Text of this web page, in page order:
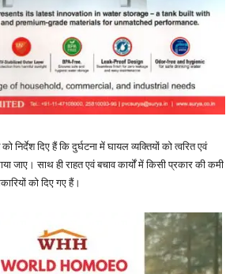
निर्देश दिए हैं कि दुर्घटना में घायल व्यक्तियों को त्वरित एवं
जाए। साथ ही राहत एवं बचाव कार्यों में किसी प्रकार की कमी
को दिए गए हैं।